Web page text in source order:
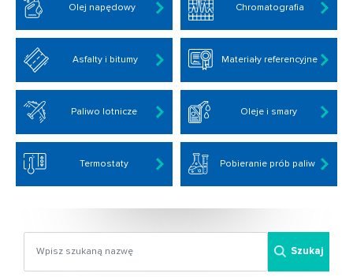
Olej napędowy Chromatografia
Asfalty i bitumy Materiały referencyjne
Paliwo lotnicze Oleje i smary
Termostaty Pobieranie prób paliw
Szukaj